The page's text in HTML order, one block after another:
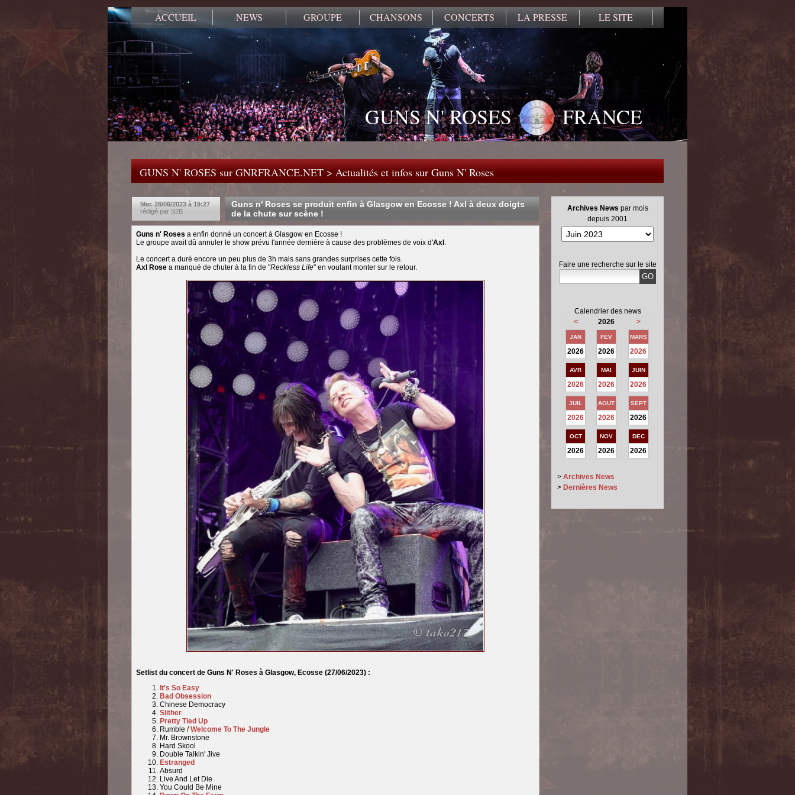
ACCUEIL NEWS GROUPE CHANSONS CONCERTS LA PRESSE LE SITE
GUNS N' ROSES FRANCE
GUNS N' ROSES sur GNRFRANCE.NET> Actualités et infos sur Guns N' Roses
Mer. 28/06/2023 à 19:27
rédigé par S2B
Guns n' Roses se produit enfin à Glasgow en Ecosse ! Axl à deux doigts
de la chute sur scène !
Guns n' Roses a enfin donné un concert à Glasgow en Ecosse !
Le groupe avait dû annuler le show prévu l'année dernière à cause des problèmes de voix d'Axl .
Le concert a duré encore un peu plus de 3h mais sans grandes surprises cette fois.
Axl Rose a manqué de chuter à la fin de "Reckless Life" en voulant monter sur le retour.
Setlist du concert de Guns N' Roses à Glasgow, Ecosse (27/06/2023) :
It's So Easy
Bad Obsession
Chinese Democracy
Slither
Pretty Tied Up
Rumble /Welcome To The Jungle
Mr. Brownstone
Hard Skool
Double Talkin' Jive
Estranged
Absurd
Live And Let Die
You Could Be Mine
Archives News par mois
depuis 2001
Faire une recherche sur le site
Calendrier des news
<
2026 >
JAN
2026
FEV
2026
MARS
2026
AVR
2026
MAI
2026
JUIN
2026
JUIL
2026
AOUT
2026
SEPT
2026
OCT
2026
NOV
2026
DEC
2026
> Archives News
> Dernières News